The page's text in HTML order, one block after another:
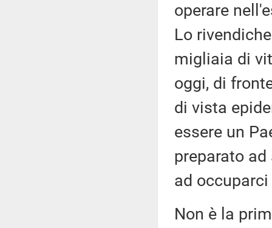
operare
Lo
migliaia di
oggi, di
di vista
essere un
preparato
ad
Non è la